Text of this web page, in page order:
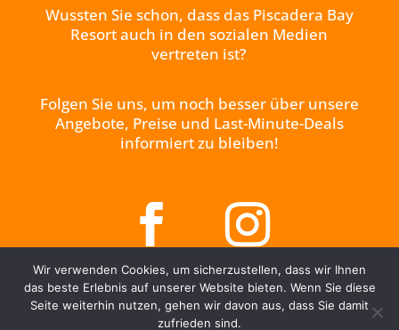
Wussten Sie schon, dass das Piscadera Bay
Resort auch in den sozialen Medien
vertreten ist?
Folgen Sie uns, um noch besser über unsere
Angebote, Preise und Last-Minute-Deals
informiert zu bleiben!
Wir verwenden Cookies, um sicherzustellen, dass wir Ihnen
das beste Erlebnis auf unserer Website bieten. Wenn Sie diese
Seite weiterhin nutzen, gehen wir davon aus, dass Sie damit
zufrieden sind.